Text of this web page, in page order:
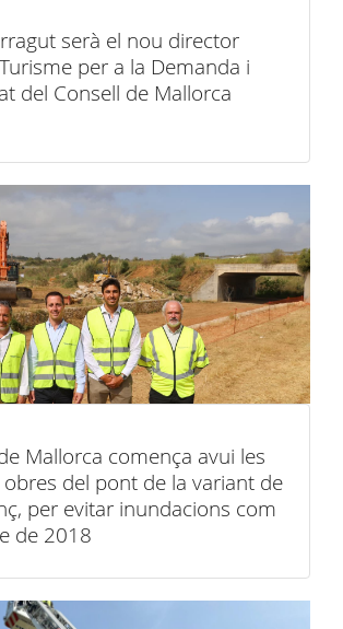
serà el nou director
per a la Demanda i
del Consell de Mallorca
Mallorca comença avui les
del pont de la variant de
per evitar inundacions com
de 2018